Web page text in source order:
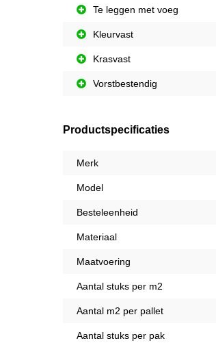
Te leggen met voeg
Kleurvast
Krasvast
Vorstbestendig
Productspecificaties
Merk
Model
Besteleenheid
Materiaal
Maatvoering
Aantal stuks per m2
Aantal m2 per pallet
Aantal stuks per pak